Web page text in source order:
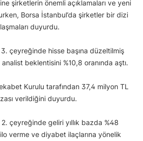
şirketlerin önemli açıklamaları ve yeni
Borsa İstanbul’da şirketler bir dizi
duyurdu.
3. çeyreğinde hisse başına düzeltilmiş
beklentisini %10,8 oranında aştı.
Kurulu tarafından 37,4 milyon TL
verildiğini duyurdu.
2. çeyreğinde geliri yıllık bazda %48
verme ve diyabet ilaçlarına yönelik